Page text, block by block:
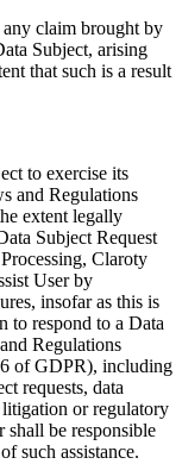
claim brought by
Subject, arising
that such is a result
to exercise its
and Regulations
extent legally
Subject Request
Claroty
User by
insofar as this is
to respond to a Data
Regulations
of GDPR), including
requests, data
litigation or regulatory
shall be responsible
such assistance.